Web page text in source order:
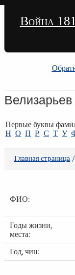
Война
Первые буквы
Н О П Р С Т У
Главная страница/
ФИО:
Годы жизни,
места:
Год, чин: